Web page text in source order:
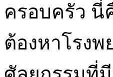
ครอบครัว นี่
ต้องหาโรง